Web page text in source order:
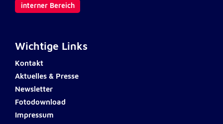
interner Bereich
Wichtige Links
Kontakt
Aktuelles & Presse
Newsletter
Fotodownload
Impressum
Zweck:
24 Stunden - 2 Jahre
Google Tag Manager
Anbieter: